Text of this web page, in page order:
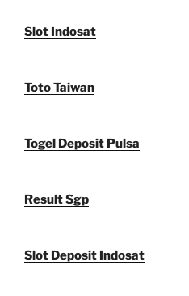
Slot Indosat
Toto Taiwan
Togel Deposit Pulsa
Result Sgp
Slot Deposit Indosat